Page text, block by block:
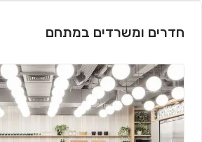
חדרים ומשרדים במתחם